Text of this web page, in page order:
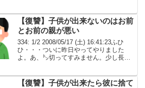
制の日雇い派遣バイトを...
【復讐】子供が出来ないのはお前
とお前の親が悪い
334: 1/2 2008/05/17 (土) 16:41:23ふひ
ひ・・・ついに昨日やってやりました
よ。あ、㌧切ってすみません。少し長く
上なトメ。子供が出来ないのは...
【復讐】子供が出来たら彼に捨て